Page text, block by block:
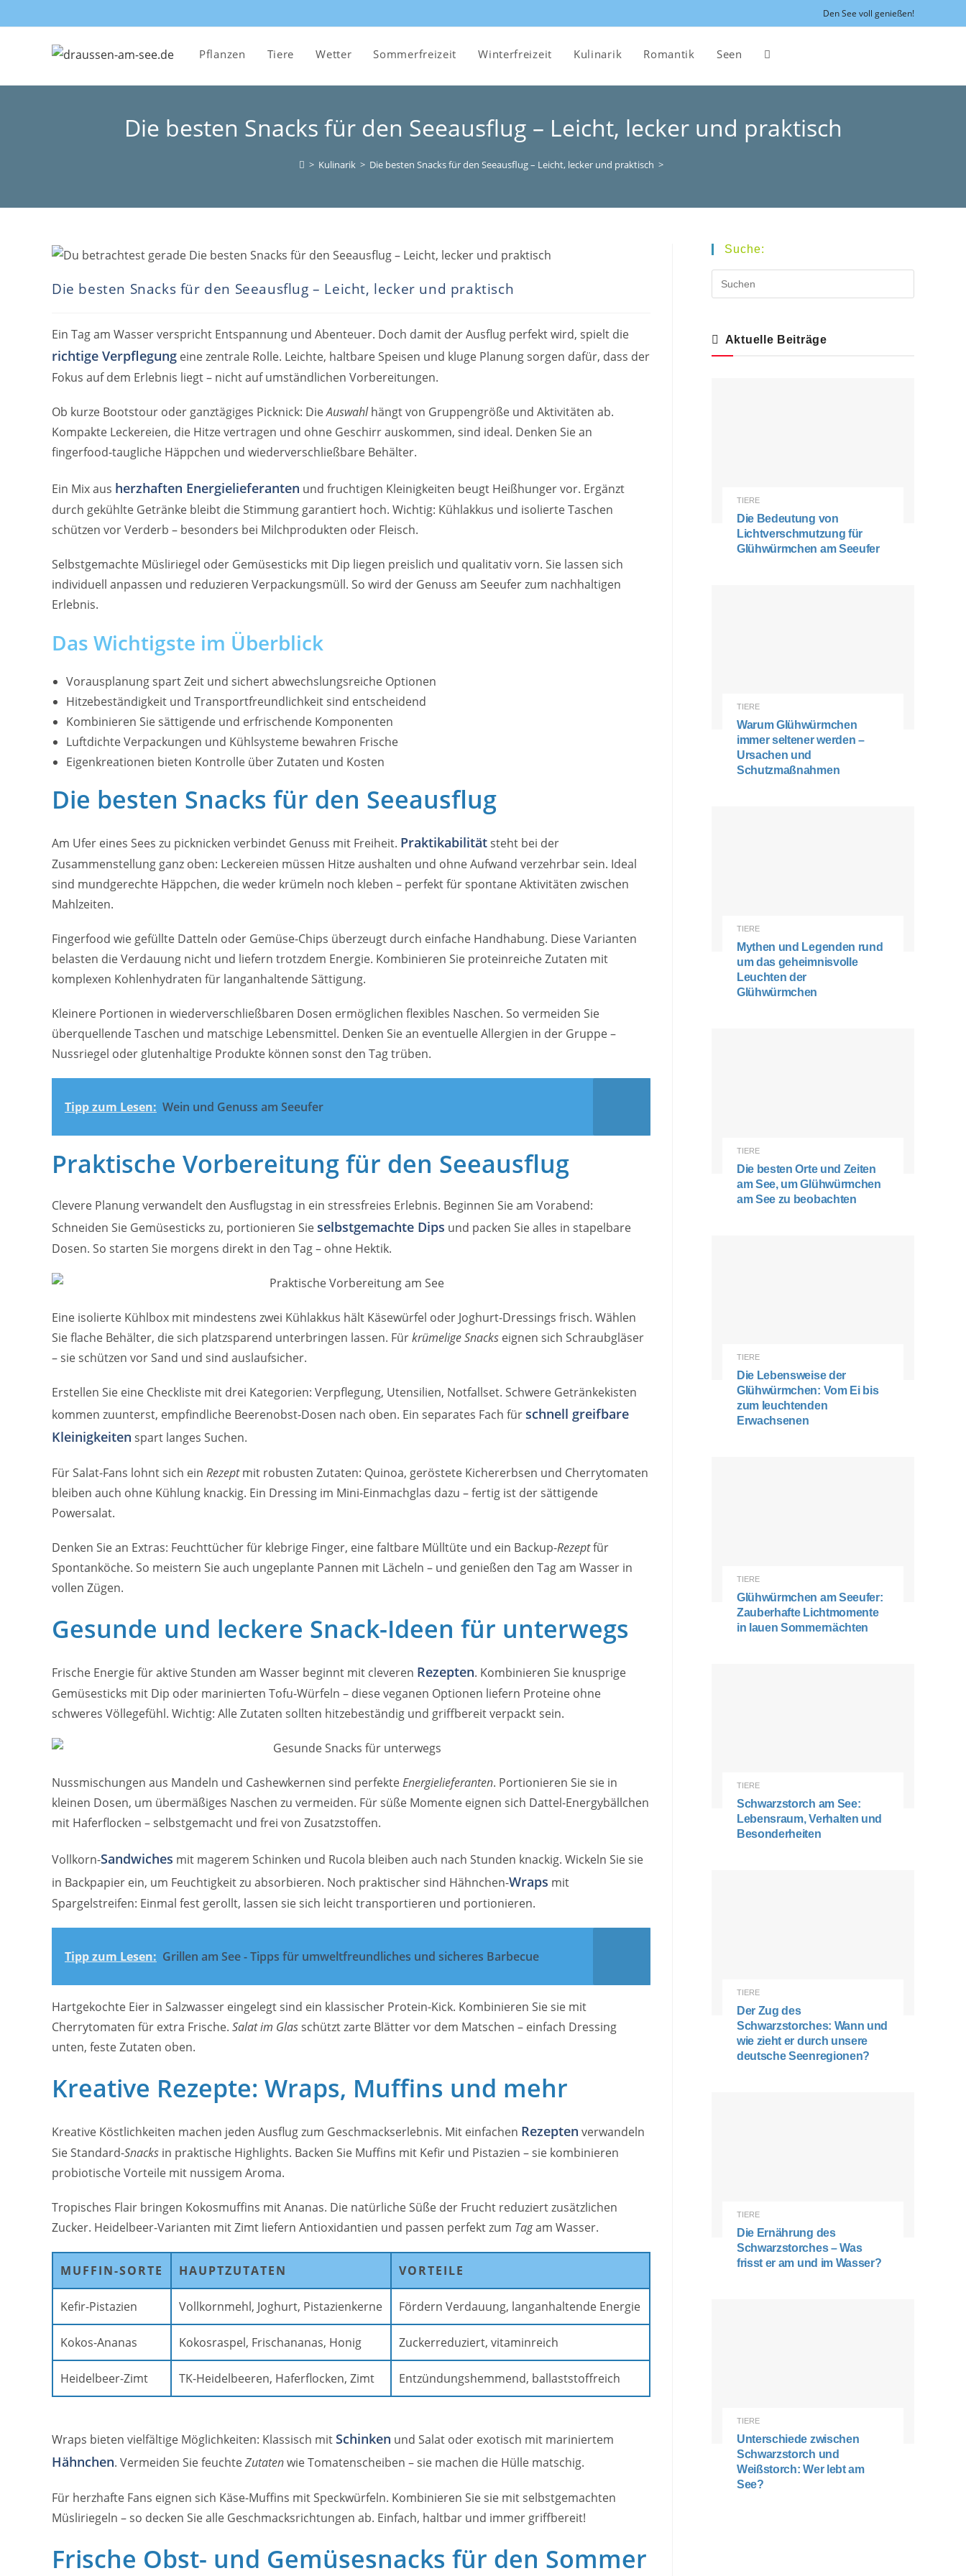
Inhalt
Den See voll genießen!
Pflanzen Tiere Wetter Sommerfreizeit Winterfreizeit Kulinarik Romantik Seen Website-
Die besten Snacks für den Seeausflug – Leicht, lecker und praktisch
> Kulinarik > Die besten Snacks für den Seeausflug – Leicht, lecker und praktisch >
Die besten Snacks für den Seeausflug – Leicht, lecker und praktisch
Ein Tag am Wasser verspricht Entspannung und Abenteuer. Doch damit der Ausflug perfekt wird, spielt die
richtige Verpflegung eine zentrale Rolle. Leichte, haltbare Speisen und kluge Planung sorgen dafür, dass der
Fokus auf dem Erlebnis liegt – nicht auf umständlichen Vorbereitungen.
Ob kurze Bootstour oder ganztägiges Picknick: DieAuswahlhängt von Gruppengröße und Aktivitäten ab.
Kompakte Leckereien, die Hitze vertragen und ohne Geschirr auskommen, sind ideal. Denken Sie an
fingerfood-taugliche Häppchen und wiederverschließbare Behälter.
Ein Mix aus herzhaften Energielieferanten und fruchtigen Kleinigkeiten beugt Heißhunger vor. Ergänzt
durch gekühlte Getränke bleibt die Stimmung garantiert hoch. Wichtig: Kühlakkus und isolierte Taschen
schützen vor Verderb – besonders bei Milchprodukten oder Fleisch.
Selbstgemachte Müsliriegel oder Gemüsesticks mit Dip liegen preislich und qualitativ vorn. Sie lassen sich
individuell anpassen und reduzieren Verpackungsmüll. So wird der Genuss am Seeufer zum nachhaltigen
Erlebnis.
Das Wichtigste im Überblick
Vorausplanung spart Zeit und sichert abwechslungsreiche Optionen
Hitzebeständigkeit und Transportfreundlichkeit sind entscheidend
Kombinieren Sie sättigende und erfrischende Komponenten
Luftdichte Verpackungen und Kühlsysteme bewahren Frische
Eigenkreationen bieten Kontrolle über Zutaten und Kosten
Die besten Snacks für den Seeausflug
Am Ufer eines Sees zu picknicken verbindet Genuss mit Freiheit. Praktikabilitätsteht bei der
Zusammenstellung ganz oben: Leckereien müssen Hitze aushalten und ohne Aufwand verzehrbar sein. Ideal
sind mundgerechte Häppchen, die weder krümeln noch kleben – perfekt für spontane Aktivitäten zwischen
Mahlzeiten.
Fingerfood wie gefüllte Datteln oder Gemüse-Chips überzeugt durch einfache Handhabung. Diese Varianten
belasten die Verdauung nicht und liefern trotzdem Energie. Kombinieren Sie proteinreiche Zutaten mit
komplexen Kohlenhydraten für langanhaltende Sättigung.
Kleinere Portionen in wiederverschließbaren Dosen ermöglichen flexibles Naschen. So vermeiden Sie
überquellende Taschen und matschige Lebensmittel. Denken Sie an eventuelle Allergien in der Gruppe –
Nussriegel oder glutenhaltige Produkte können sonst den Tag trüben.
Tipp zum Lesen: Wein und Genuss am Seeufer
Praktische Vorbereitung für den Seeausflug
Clevere Planung verwandelt den Ausflugstag in ein stressfreies Erlebnis. Beginnen Sie am Vorabend:
Schneiden Sie Gemüsesticks zu, portionieren Sieselbstgemachte Dips und packen Sie alles in stapelbare
Dosen. So starten Sie morgens direkt in den Tag – ohne Hektik.
Eine isolierte Kühlbox mit mindestens zwei Kühlakkus hält Käsewürfel oder Joghurt-Dressings frisch. Wählen
Sie flache Behälter, die sich platzsparend unterbringen lassen. Fürkrümelige Snacks eignen sich Schraubgläser
– sie schützen vor Sand und sind auslaufsicher.
Erstellen Sie eine Checkliste mit drei Kategorien: Verpflegung, Utensilien, Notfallset. Schwere Getränkekisten
kommen zuunterst, empfindliche Beerenobst-Dosen nach oben. Ein separates Fach fürschnell greifbare
Kleinigkeiten spart langes Suchen.
Für Salat-Fans lohnt sich ein Rezeptmit robusten Zutaten: Quinoa, geröstete Kichererbsen und Cherrytomaten
bleiben auch ohne Kühlung knackig. Ein Dressing im Mini-Einmachglas dazu – fertig ist der sättigende
Powersalat.
Denken Sie an Extras: Feuchttücher für klebrige Finger, eine faltbare Mülltüte und ein Backup-Rezeptfür
Spontanköche. So meistern Sie auch ungeplante Pannen mit Lächeln – und genießen den Tag am Wasser in
vollen Zügen.
Gesunde und leckere Snack-Ideen für unterwegs
Frische Energie für aktive Stunden am Wasser beginnt mit cleveren Rezepten. Kombinieren Sie knusprige
Gemüsesticks mit Dip oder marinierten Tofu-Würfeln – diese veganen Optionen liefern Proteine ohne
schweres Völlegefühl. Wichtig: Alle Zutaten sollten hitzebeständig und griffbereit verpackt sein.
Nussmischungen aus Mandeln und Cashewkernen sind perfekteEnergielieferanten. Portionieren Sie sie in
kleinen Dosen, um übermäßiges Naschen zu vermeiden. Für süße Momente eignen sich Dattel-Energybällchen
mit Haferflocken – selbstgemacht und frei von Zusatzstoffen.
Vollkorn-Sandwiches mit magerem Schinken und Rucola bleiben auch nach Stunden knackig. Wickeln Sie sie
in Backpapier ein, um Feuchtigkeit zu absorbieren. Noch praktischer sind Hähnchen-Wraps mit
Spargelstreifen: Einmal fest gerollt, lassen sie sich leicht transportieren und portionieren.
Tipp zum Lesen: Grillen am See - Tipps für umweltfreundliches und sicheres Barbecue
Hartgekochte Eier in Salzwasser eingelegt sind ein klassischer Protein-Kick. Kombinieren Sie sie mit
Cherrytomaten für extra Frische. Salat im Glasschützt zarte Blätter vor dem Matschen – einfach Dressing
unten, feste Zutaten oben.
Kreative Rezepte: Wraps, Muffins und mehr
Kreative Köstlichkeiten machen jeden Ausflug zum Geschmackserlebnis. Mit einfachen Rezepten verwandeln
Sie Standard-Snacks in praktische Highlights. Backen Sie Muffins mit Kefir und Pistazien – sie kombinieren
probiotische Vorteile mit nussigem Aroma.
Tropisches Flair bringen Kokosmuffins mit Ananas. Die natürliche Süße der Frucht reduziert zusätzlichen
Zucker. Heidelbeer-Varianten mit Zimt liefern Antioxidantien und passen perfekt zum Tagam Wasser.
MUFFIN-SORTE HAUPTZUTATEN VORTEILE
Kefir-Pistazien Vollkornmehl, Joghurt, Pistazienkerne Fördern Verdauung, langanhaltende Energie
Kokos-Ananas Kokosraspel, Frischananas, Honig Zuckerreduziert, vitaminreich
Heidelbeer-Zimt TK-Heidelbeeren, Haferflocken, Zimt Entzündungshemmend, ballaststoffreich
Wraps bieten vielfältige Möglichkeiten: Klassisch mitSchinken und Salat oder exotisch mit mariniertem
Hähnchen. Vermeiden Sie feuchteZutatenwie Tomatenscheiben – sie machen die Hülle matschig.
Für herzhafte Fans eignen sich Käse-Muffins mit Speckwürfeln. Kombinieren Sie sie mit selbstgemachten
Müsliriegeln – so decken Sie alle Geschmacksrichtungen ab. Einfach, haltbar und immer griffbereit!
Frische Obst- und Gemüsesnacks für den Sommer
Suche:
Aktuelle Beiträge
TIERE
Die Bedeutung von
Lichtverschmutzung für
Glühwürmchen am Seeufer
TIERE
Warum Glühwürmchen
immer seltener werden –
Ursachen und
Schutzmaßnahmen
TIERE
Mythen und Legenden rund
um das geheimnisvolle
Leuchten der
Glühwürmchen
TIERE
Die besten Orte und Zeiten
am See, um Glühwürmchen
am See zu beobachten
TIERE
Die Lebensweise der
Glühwürmchen: Vom Ei bis
zum leuchtenden
Erwachsenen
TIERE
Glühwürmchen am Seeufer:
Zauberhafte Lichtmomente
in lauen Sommernächten
TIERE
Schwarzstorch am See:
Lebensraum, Verhalten und
Besonderheiten
TIERE
Der Zug des
Schwarzstorches: Wann und
wie zieht er durch unsere
deutsche Seenregionen?
TIERE
Die Ernährung des
Schwarzstorches – Was
frisst er am und im Wasser?
TIERE
Unterschiede zwischen
Schwarzstorch und
Weißstorch: Wer lebt am
See?